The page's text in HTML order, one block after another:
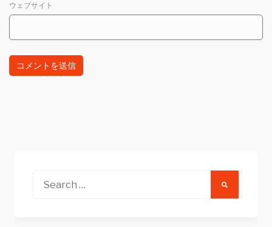
ウェブサイト
Search